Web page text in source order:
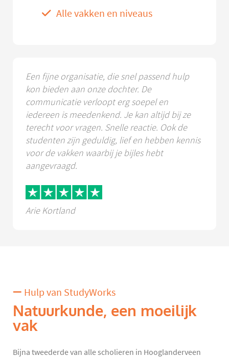
Alle vakken en niveaus
Een fijne organisatie, die snel passend hulp
kon bieden aan onze dochter. De
communicatie verloopt erg soepel en
iedereen is meedenkend. Je kan altijd bij ze
terecht voor vragen. Snelle reactie. Ook de
studenten zijn geduldig, lief en hebben kennis
voor de vakken waarbij je bijles hebt
aangevraagd.
Arie Kortland
Hulp van StudyWorks
Natuurkunde, een moeilijk
vak
Bijna tweederde van alle scholieren in Hooglanderveen